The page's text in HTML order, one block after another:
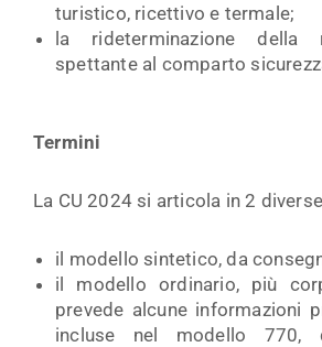
turistico, ricettivo e termale;
la rideterminazione della
spettante al comparto
Termini
La CU 2024 si articola in 2
il modello sintetico, da
il modello ordinario, più
prevede alcune informazioni
incluse nel modello 770,